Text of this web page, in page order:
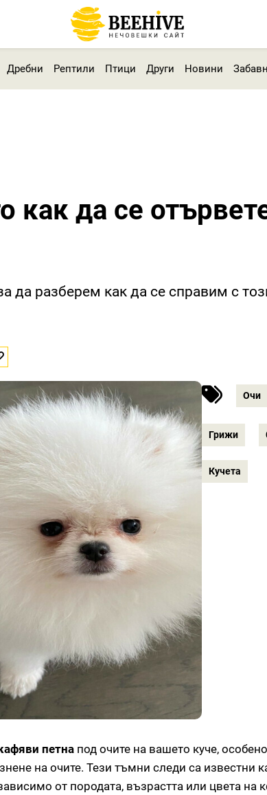
Дребни Рептили Птици Други Новини
как да се
да разберем как да се справим с
Очи
Грижи
Кучета
петна под очите на вашето куче,
на очите. Тези тъмни следи са известни
от породата, възрастта или цвета на